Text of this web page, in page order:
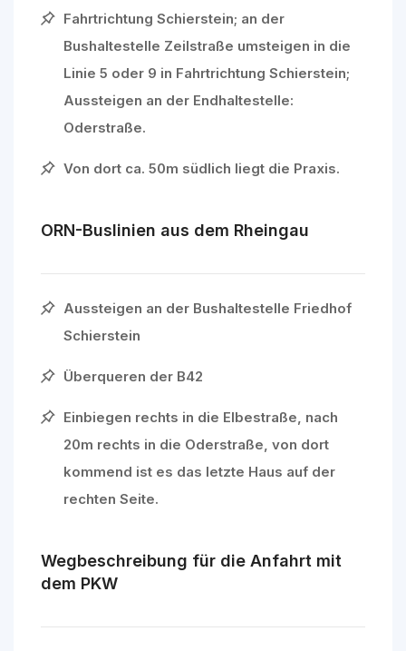
Fahrtrichtung Schierstein; an der
Bushaltestelle Zeilstraße umsteigen in die
Linie 5 oder 9 in Fahrtrichtung Schierstein;
Aussteigen an der Endhaltestelle:
Oderstraße.
Von dort ca. 50m südlich liegt die Praxis.
ORN-Buslinien aus dem Rheingau
Aussteigen an der Bushaltestelle Friedhof
Schierstein
Überqueren der B42
Einbiegen rechts in die Elbestraße, nach
20m rechts in die Oderstraße, von dort
kommend ist es das letzte Haus auf der
rechten Seite.
Wegbeschreibung für die Anfahrt mit
dem PKW